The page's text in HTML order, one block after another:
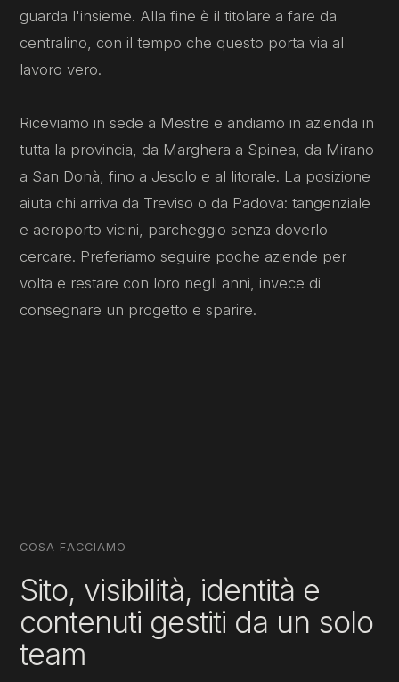
guarda l'insieme. Alla fine è il titolare a fare da
centralino, con il tempo che questo porta via al
lavoro vero.
Riceviamo in sede a Mestre e andiamo in azienda in
tutta la provincia, da Marghera a Spinea, da Mirano
a San Donà, fino a Jesolo e al litorale. La posizione
aiuta chi arriva da Treviso o da Padova: tangenziale
e aeroporto vicini, parcheggio senza doverlo
cercare. Preferiamo seguire poche aziende per
volta e restare con loro negli anni, invece di
consegnare un progetto e sparire.
COSA FACCIAMO
Sito, visibilità, identità e
contenuti gestiti da un solo
team